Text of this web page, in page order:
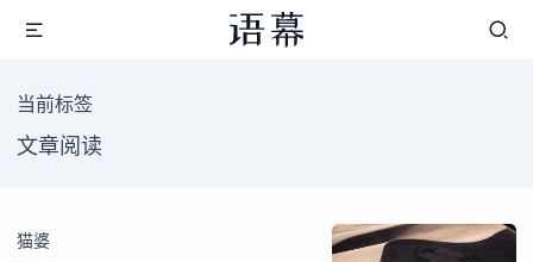
当前标签
文章阅读
猫婆